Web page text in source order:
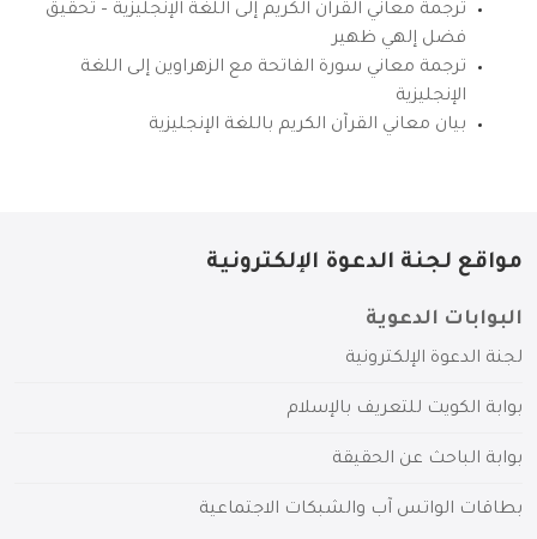
ترجمة معاني القرآن الكريم إلى اللغة الإنجليزية – تحقيق
فضل إلهي ظهير
ترجمة معاني سورة الفاتحة مع الزهراوين إلى اللغة
الإنجليزية
بيان معاني القرآن الكريم باللغة الإنجليزية
مواقع لجنة الدعوة الإلكترونية
البوابات الدعوية
لجنة الدعوة الإلكترونية
بوابة الكويت للتعريف بالإسلام
بوابة الباحث عن الحقيقة
بطاقات الواتس آب والشبكات الاجتماعية